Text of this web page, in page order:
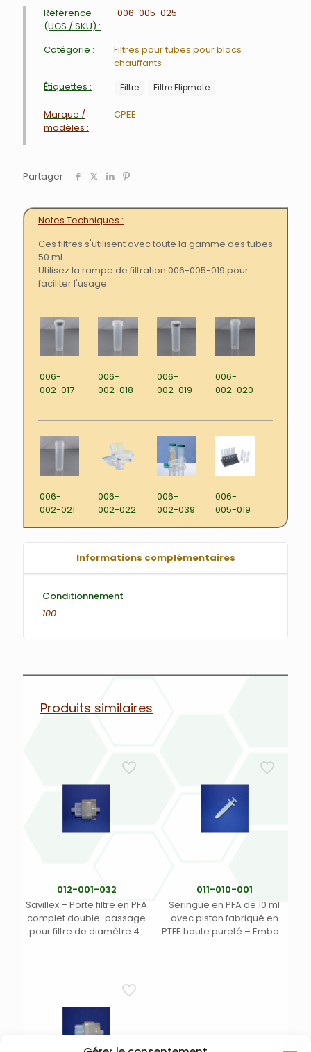
Référence
(UGS / SKU) :
006-005-025
Catégorie :
Filtres pour tubes pour blocs
chauffants
Étiquettes :
Filtre Filtre Flipmate
Marque /
modèles :
CPEE
Partager
Notes Techniques
Ces filtres s'utilisent avec toute la gamme des tubes
50 ml.
Utilisez la rampe de filtration 006-005-019 pour
faciliter l'usage.
006-
002-017
006-
002-018
006-
002-019
006-
002-020
006-
002-021
006-
002-022
006-
002-039
006-
005-019
Informations complémentaires
Conditionnement
100
Produits similaires
012-001-032
Savillex – Porte filtre en PFA
complet double-passage
pour filtre de diamètre 47
serrage efficace (1)
011-010-001
Seringue en PFA de 10 ml
avec piston fabriqué en
PTFE haute pureté – Embout